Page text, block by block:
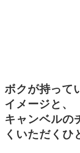
ボクが持って
イメージと、
キャンベルの
くいただくひ